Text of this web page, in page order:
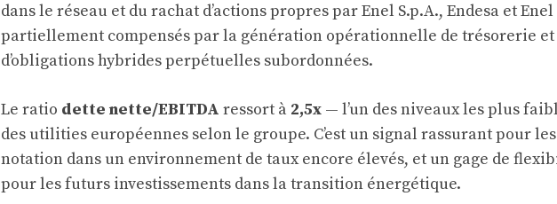
dans le réseau et du rachat d’actions propres par Enel S.p.A., Endesa et
partiellement compensés par la génération opérationnelle de trésorerie et
d’obligations hybrides perpétuelles subordonnées.
Le ratio dette nette/EBITDA ressort à 2,5x — l’un des niveaux les plus
des utilities européennes selon le groupe. C’est un signal rassurant pour
notation dans un environnement de taux encore élevés, et un gage de
pour les futurs investissements dans la transition énergétique.